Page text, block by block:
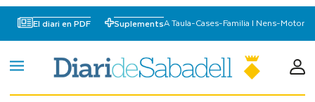
El diari en PDF SuplementsA Taula-Cases-Familia I Nens-Motor